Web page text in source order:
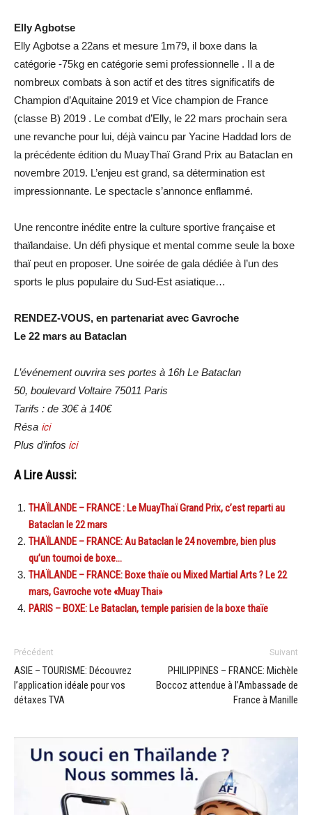
Elly Agbotse
Elly Agbotse a 22ans et mesure 1m79, il boxe dans la
catégorie -75kg en catégorie semi professionnelle . Il a de
nombreux combats à son actif et des titres significatifs de
Champion d’Aquitaine 2019 et Vice champion de France
(classe B) 2019 . Le combat d’Elly, le 22 mars prochain sera
une revanche pour lui, déjà vaincu par Yacine Haddad lors de
la précédente édition du MuayThaï Grand Prix au Bataclan en
novembre 2019. L’enjeu est grand, sa détermination est
impressionnante. Le spectacle s’annonce enflammé.
Une rencontre inédite entre la culture sportive française et
thaïlandaise. Un défi physique et mental comme seule la boxe
thaï peut en proposer. Une soirée de gala dédiée à l’un des
sports le plus populaire du Sud-Est asiatique…
RENDEZ-VOUS, en partenariat avec Gavroche
Le 22 mars au Bataclan
L’événement ouvrira ses portes à 16h Le Bataclan
50, boulevard Voltaire 75011 Paris
Tarifs : de 30€ à 140€
Résa ici
Plus d’infos ici
A Lire Aussi:
THAÏLANDE – FRANCE : Le MuayThaï Grand Prix, c’est reparti au
Bataclan le 22 mars
THAÏLANDE – FRANCE: Au Bataclan le 24 novembre, bien plus
qu’un tournoi de boxe…
THAÏLANDE – FRANCE: Boxe thaïe ou Mixed Martial Arts ? Le 22
mars, Gavroche vote «Muay Thai»
PARIS – BOXE: Le Bataclan, temple parisien de la boxe thaïe
Précédent
ASIE – TOURISME: Découvrez
l’application idéale pour vos
détaxes TVA
Suivant
PHILIPPINES – FRANCE: Michèle
Boccoz attendue à l’Ambassade de
France à Manille